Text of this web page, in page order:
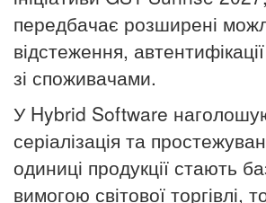
передбачає розширені
відстеження,
зі споживачами.
У Hybrid Software
серіалізація та
одиниці продукції стають
вимогою світової торгівлі,